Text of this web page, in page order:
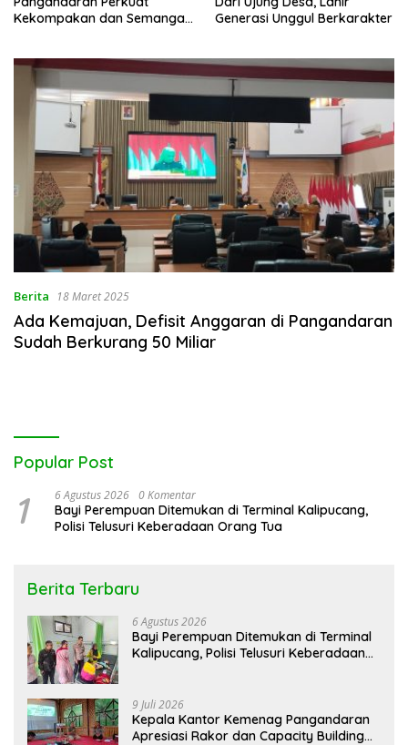
Kekompakan dan Semangat
Generasi Unggul Berkarakter
Berita 18 Maret 2025
Ada Kemajuan, Defisit Anggaran di Pangandaran
Sudah Berkurang 50 Miliar
Popular Post
1 6 Agustus 2026 0 Komentar
Bayi Perempuan Ditemukan di Terminal Kalipucang,
Polisi Telusuri Keberadaan Orang Tua
Berita Terbaru
6 Agustus 2026
Bayi Perempuan Ditemukan di Terminal
Kalipucang, Polisi Telusuri Keberadaan
9 Juli 2026
Kepala Kantor Kemenag Pangandaran
Apresiasi Rakor dan Capacity Building